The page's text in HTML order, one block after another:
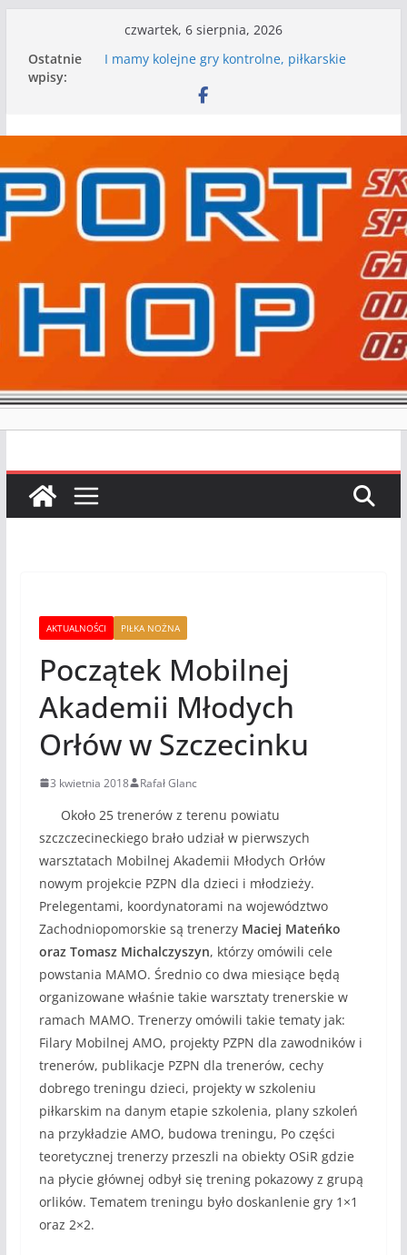
treści
czwartek, 6 sierpnia, 2026
Ostatnie
wpisy:
I mamy kolejne gry kontrolne, piłkarskie
Mecz o wygraną w I Edycji Lidze Szóstek Piłki
Kolejne piłkarskie granie za nami. Grano gry
Kolejne gry kontrolne naszych piłkarskich
zespołów za nami
WKS wygrywa pierwszą edycję Ligi Szóstek w
Gwdzie Wielkiej
AKTUALNOŚCI PIŁKA NOŻNA
Początek Mobilnej
Akademii Młodych
Orłów w Szczecinku
3 kwietnia 2018 Rafał Glanc
Około 25 trenerów z terenu powiatu
szczczecineckiego brało udział w pierwszych
warsztatach Mobilnej Akademii Młodych Orłów
nowym projekcie PZPN dla dzieci i młodzieży.
Prelegentami, koordynatorami na województwo
Zachodniopomorskie są trenerzy Maciej Mateńko
oraz Tomasz Michalczyszyn, którzy omówili cele
powstania MAMO. Średnio co dwa miesiące będą
organizowane właśnie takie warsztaty trenerskie w
ramach MAMO. Trenerzy omówili takie tematy jak:
Filary Mobilnej AMO, projekty PZPN dla zawodników i
trenerów, publikacje PZPN dla trenerów, cechy
dobrego treningu dzieci, projekty w szkoleniu
piłkarskim na danym etapie szkolenia, plany szkoleń
na przykładzie AMO, budowa treningu, Po części
teoretycznej trenerzy przeszli na obiekty OSiR gdzie
na płycie głównej odbył się trening pokazowy z grupą
orlików. Tematem treningu było doskanlenie gry 1×1
oraz 2×2.